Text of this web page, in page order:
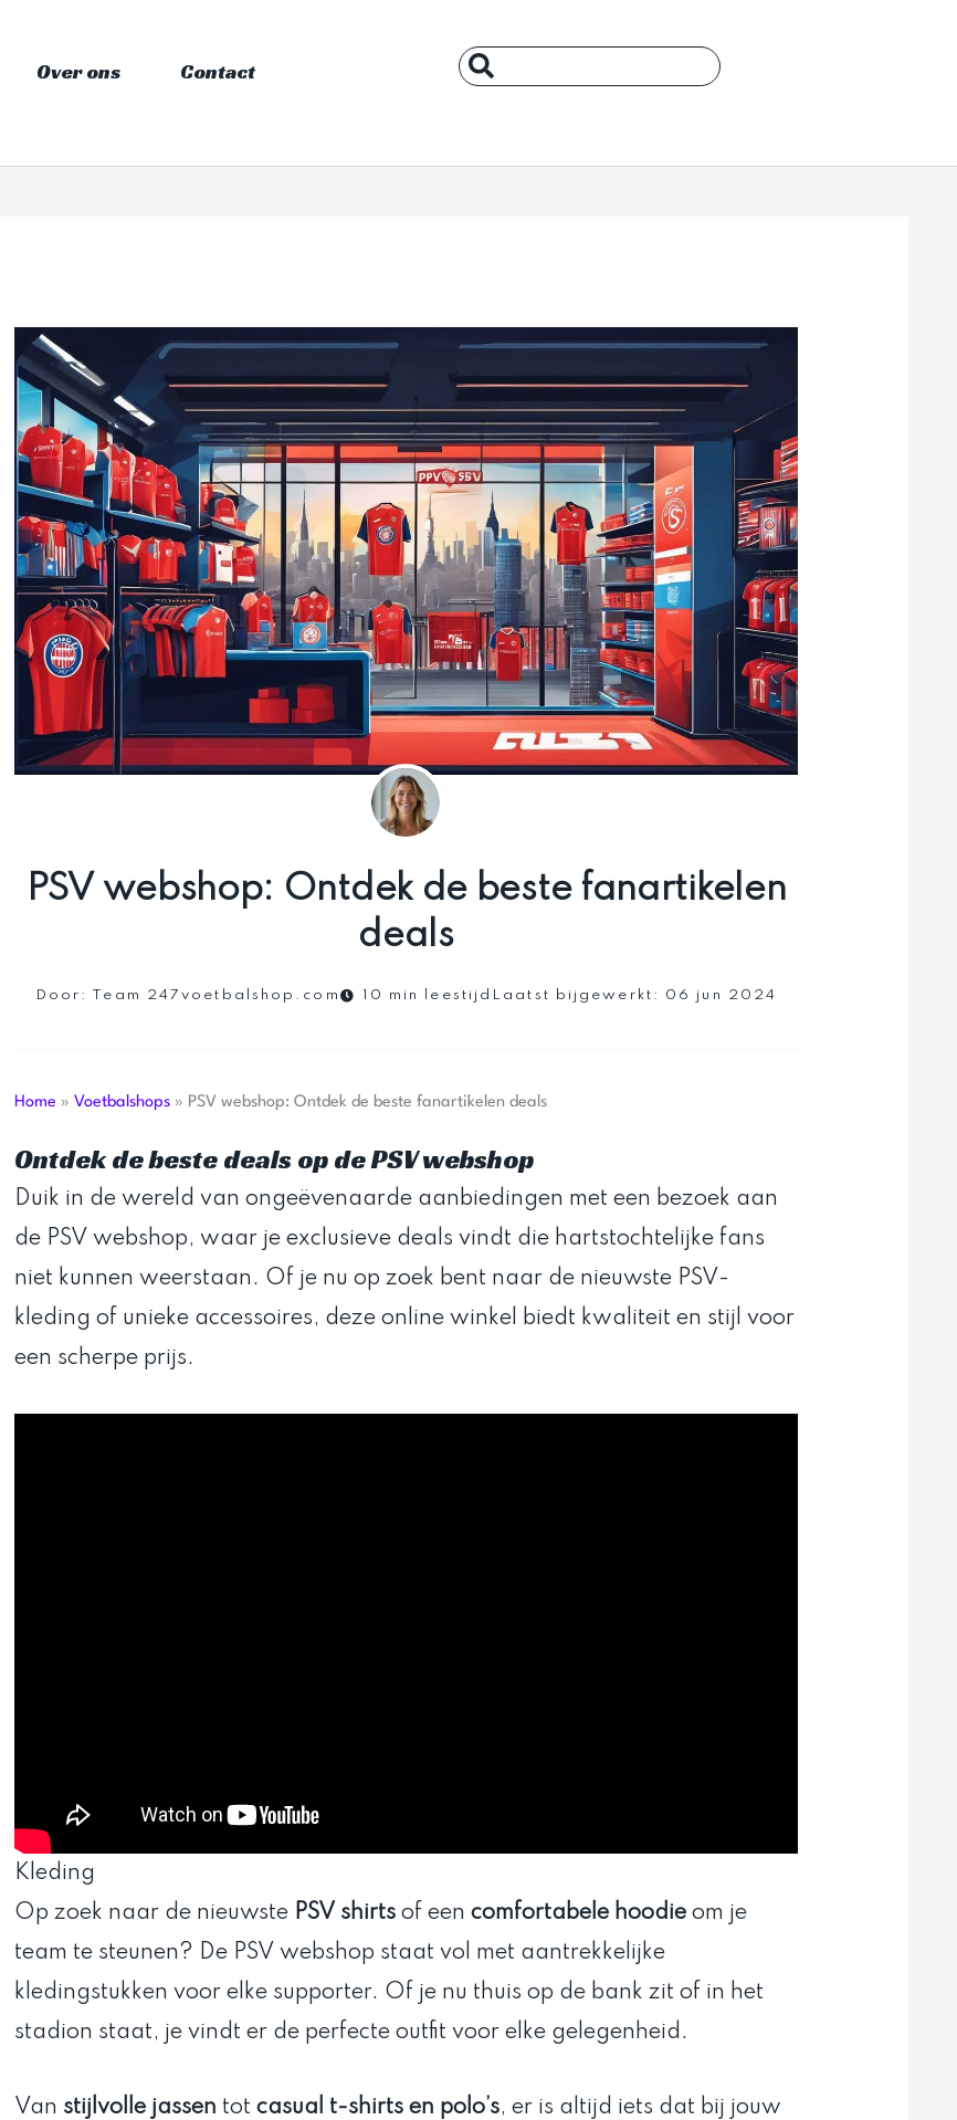
Over ons Contact
Search
...
PSV webshop: Ontdek de beste fanartikelen
deals
Door: Team 247voetbalshop.com 10 min leestijd Laatst bijgewerkt: 06 jun 2024
Home » Voetbalshops » PSV webshop: Ontdek de beste fanartikelen deals
Ontdek de beste deals op de PSV webshop
Duik in de wereld van ongeëvenaarde aanbiedingen met een bezoek aan
de PSV webshop, waar je exclusieve deals vindt die hartstochtelijke fans
niet kunnen weerstaan. Of je nu op zoek bent naar de nieuwste PSV-
kleding of unieke accessoires, deze online winkel biedt kwaliteit en stijl voor
een scherpe prijs.
Kleding
Op zoek naar de nieuwste PSV shirts of een comfortabele hoodie om je
team te steunen? De PSV webshop staat vol met aantrekkelijke
kledingstukken voor elke supporter. Of je nu thuis op de bank zit of in het
stadion staat, je vindt er de perfecte outfit voor elke gelegenheid.
Van stijlvolle jassen tot casual t-shirts en polo’s, er is altijd iets dat bij jouw